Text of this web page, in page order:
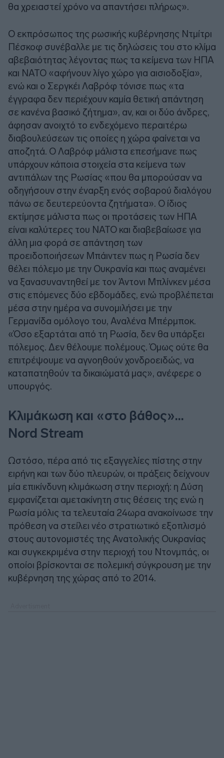
θα χρειαστεί χρόνο να απαντήσει πλήρως».
Ο εκπρόσωπος της ρωσικής κυβέρνησης Ντμίτρι
Πέσκοφ συνέβαλλε με τις δηλώσεις του στο κλίμα
αβεβαιότητας λέγοντας πως τα κείμενα των ΗΠΑ
και ΝΑΤΟ «αφήνουν λίγο χώρο για αισιοδοξία»,
ενώ και ο Σεργκέι Λαβρόφ τόνισε πως «τα
έγγραφα δεν περιέχουν καμία θετική απάντηση
σε κανένα βασικό ζήτημα», αν, και οι δύο άνδρες,
άφησαν ανοιχτό το ενδεχόμενο περαιτέρω
διαβουλεύσεων τις οποίες η χώρα φαίνεται να
αποζητά. Ο Λαβρόφ μάλιστα επεσήμανε πως
υπάρχουν κάποια στοιχεία στα κείμενα των
αντιπάλων της Ρωσίας «που θα μπορούσαν να
οδηγήσουν στην έναρξη ενός σοβαρού διαλόγου
πάνω σε δευτερεύοντα ζητήματα». Ο ίδιος
εκτίμησε μάλιστα πως οι προτάσεις των ΗΠΑ
είναι καλύτερες του ΝΑΤΟ και διαβεβαίωσε για
άλλη μια φορά σε απάντηση των
προειδοποιήσεων Μπάιντεν πως η Ρωσία δεν
θέλει πόλεμο με την Ουκρανία και πως αναμένει
να ξανασυναντηθεί με τον Άντονι Μπλίνκεν μέσα
στις επόμενες δύο εβδομάδες, ενώ προβλέπεται
μέσα στην ημέρα να συνομιλήσει με την
Γερμανίδα ομόλογο του, Αναλένα Μπέρμποκ.
«Όσο εξαρτάται από τη Ρωσία, δεν θα υπάρξει
πόλεμος. Δεν θέλουμε πολέμους. Όμως ούτε θα
επιτρέψουμε να αγνοηθούν χονδροειδώς, να
καταπατηθούν τα δικαιώματά μας», ανέφερε ο
υπουργός.
Κλιμάκωση και «στο βάθος»...
Nord Stream
Ωστόσο, πέρα από τις εξαγγελίες πίστης στην
ειρήνη και των δύο πλευρών, οι πράξεις δείχνουν
μία επικίνδυνη κλιμάκωση στην περιοχή: η Δύση
εμφανίζεται αμετακίνητη στις θέσεις της ενώ η
Ρωσία μόλις τα τελευταία 24ωρα ανακοίνωσε την
πρόθεση να στείλει νέο στρατιωτικό εξοπλισμό
στους αυτονομιστές της Ανατολικής Ουκρανίας
και συγκεκριμένα στην περιοχή του Ντονμπάς, οι
οποίοι βρίσκονται σε πολεμική σύγκρουση με την
κυβέρνηση της χώρας από το 2014.